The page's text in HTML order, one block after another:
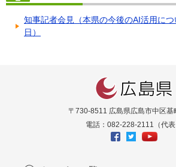
知事記者会見（本県の今後のAI活用に
日）
〒730-8511 広島県広島市中区基
電話：082-228-2111（代表